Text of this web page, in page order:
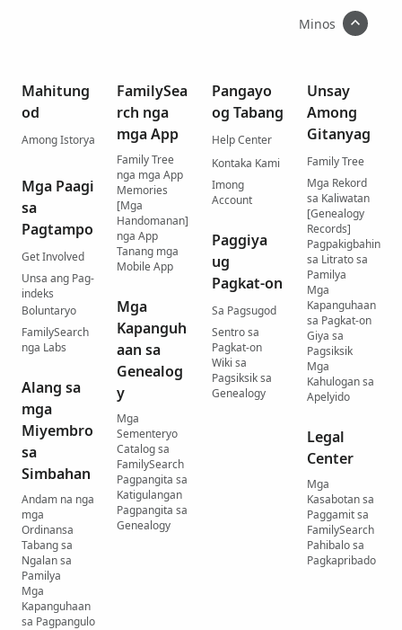
Minos
Mahitung
od
Among Istorya
Mga Paagi
sa
Pagtampo
Get Involved
Unsa ang Pag-
indeks
Boluntaryo
FamilySearch
nga Labs
Alang sa
mga
Miyembro
sa
Simbahan
Andam na nga
mga
Ordinansa
Tabang sa
Ngalan sa
Pamilya
Mga
Kapanguhaan
sa Pagpangulo
FamilySea
rch nga
mga App
Family Tree
nga mga App
Memories
[Mga
Handomanan]
nga App
Tanang mga
Mobile App
Mga
Kapanguh
aan sa
Genealog
y
Mga
Sementeryo
Catalog sa
FamilySearch
Pagpangita sa
Katigulangan
Pagpangita sa
Genealogy
Pangayo
og Tabang
Help Center
Kontaka Kami
Imong
Account
Paggiya
ug
Pagkat-on
Sa Pagsugod
Sentro sa
Pagkat-on
Wiki sa
Pagsiksik sa
Genealogy
Unsay
Among
Gitanyag
Family Tree
Mga Rekord
sa Kaliwatan
[Genealogy
Records]
Pagpakigbahin
sa Litrato sa
Pamilya
Mga
Kapanguhaan
sa Pagkat-on
Giya sa
Pagsiksik
Mga
Kahulogan sa
Apelyido
Legal
Center
Mga
Kasabotan sa
Paggamit sa
FamilySearch
Pahibalo sa
Pagkapribado